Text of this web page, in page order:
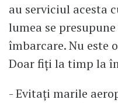
au serviciul acesta
lumea se
îmbarcare. Nu este
Doar fiți la timp la
- Evitați marile